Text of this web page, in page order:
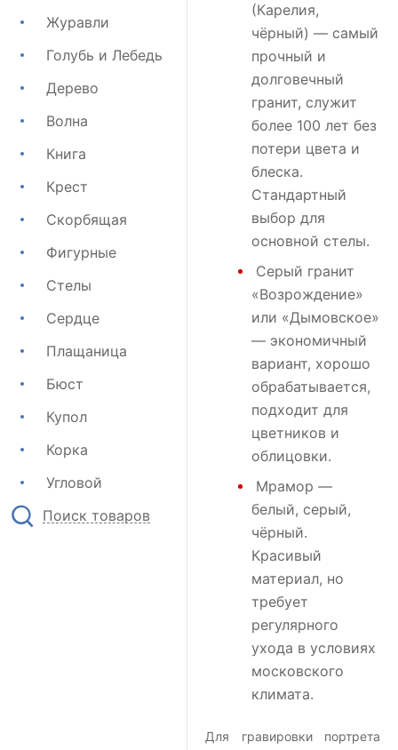
Журавли
Голубь и Лебедь
Дерево
Волна
Книга
Крест
Скорбящая
Фигурные
Стелы
Сердце
Плащаница
Бюст
Купол
Корка
Угловой
Поиск товаров
(Карелия,
чёрный) — самый
прочный и
долговечный
гранит, служит
более 100 лет без
потери цвета и
блеска.
Стандартный
выбор для
основной стелы.
Серый гранит
«Возрождение»
или «Дымовское»
— экономичный
вариант, хорошо
обрабатывается,
подходит для
цветников и
облицовки.
Мрамор —
белый, серый,
чёрный.
Красивый
материал, но
требует
регулярного
ухода в условиях
московского
климата.
Для гравировки портрета